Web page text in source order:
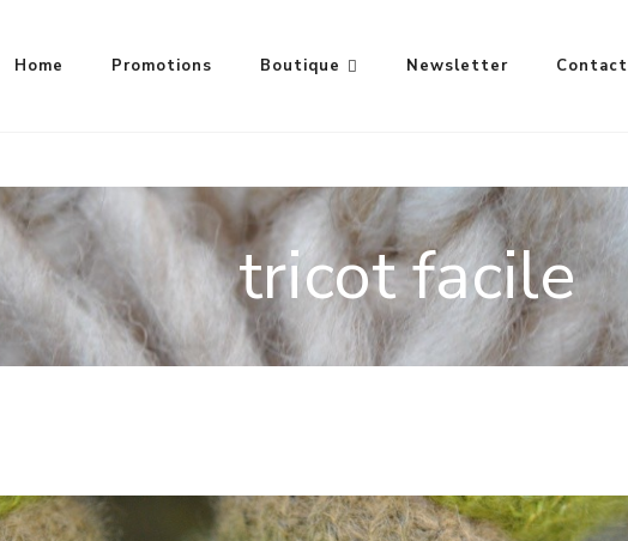
Home Promotions Boutique Newsletter Contact
tricot facile